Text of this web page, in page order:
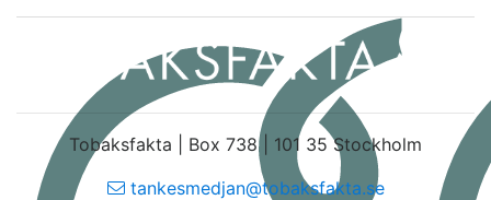
Tobaksfakta | Box 738 | 101 35 Stockholm
tankesmedjan@tobaksfakta.se